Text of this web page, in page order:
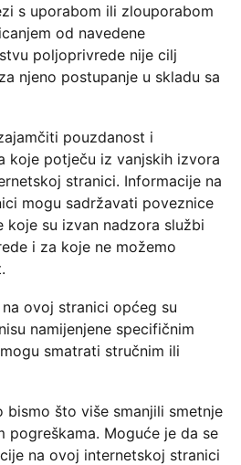
s uporabom ili zlouporabom
od navedene
poljoprivrede nije cilj
njeno postupanje u skladu sa
pouzdanost i
koje potječu iz vanjskih izvora
stranici. Informacije na
mogu sadržavati poveznice
koje su izvan nadzora službi
i za koje ne možemo
ovoj stranici općeg su
namijenjene specifičnim
smatrati stručnim ili
bismo što više smanjili smetnje
pogreškama. Moguće je da se
na ovoj internetskoj stranici